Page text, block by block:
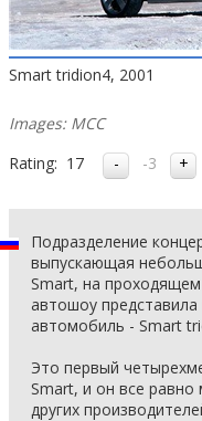
Smart tridion4, 2001
Images: MCC
Rating: 17 -3
Подразделение
выпускающая
Smart, на
автошоу
автомобиль - Smart
Это первый
Smart, и он все
других